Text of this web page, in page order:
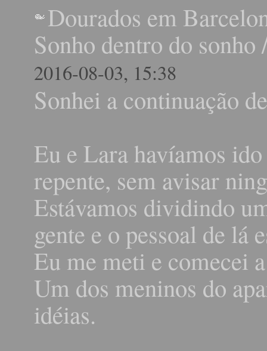
Dourados em
Sonho dentro do sonho
2016-08-03, 15:38
Sonhei a continuação
Eu e Lara havíamos
repente, sem avisar
Estávamos dividindo
gente e o pessoal de lá
Eu me meti e comecei
Um dos meninos do
idéias.